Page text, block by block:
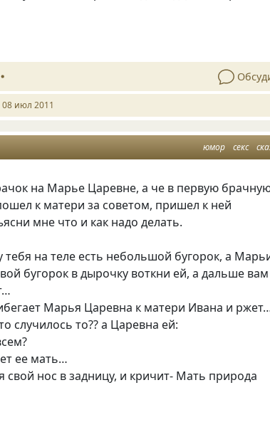
08 июл 2011
юмор секс
на Марье Царевне, а че в первую
к матери за советом, пришел к ней
мне что и как надо делать.
на теле есть небольшой бугорок, а
бугорок в дырочку воткни ей, а дальше вам
Марья Царевна к матери Ивана и
случилось то?? а Царевна ей:
ее мать…
свой нос в задницу, и кричит- Мать природа